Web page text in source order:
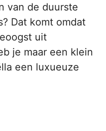
van de duurste
Dat komt omdat
uit
je maar een klein
een luxueuze